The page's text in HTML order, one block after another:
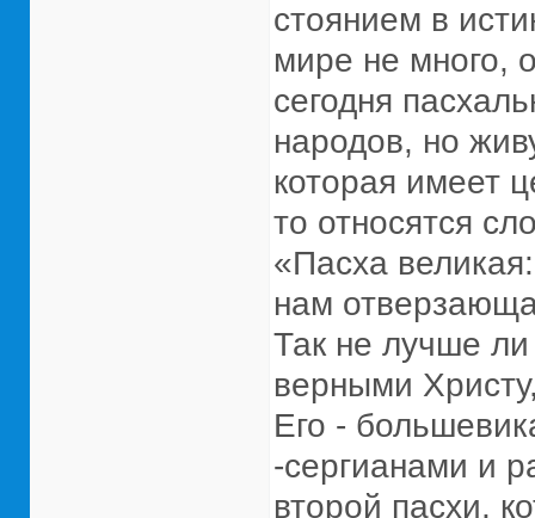
стоянием в
мире не много,
сегодня
народов, но
которая имеет
то относятся
«Пасха
нам
Так не лучше
верными
Его -
-сергианами и
второй пасхи,